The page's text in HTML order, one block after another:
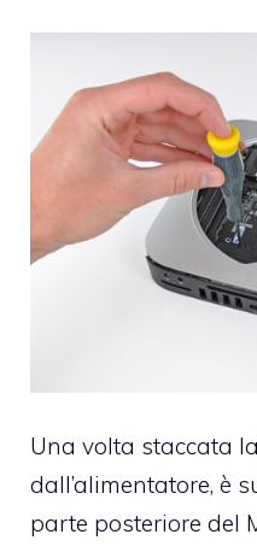
Una volta staccata
dall’alimentatore, è
parte posteriore del